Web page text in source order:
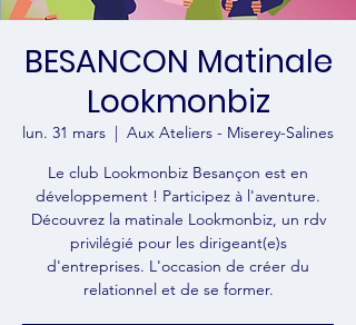
BESANCON Matinale
Lookmonbiz
lun. 31 mars
  |
Aux Ateliers - Miserey-Salines
Le club Lookmonbiz Besançon est en
développement ! Participez à l'aventure.
Découvrez la matinale Lookmonbiz, un rdv
privilégié pour les dirigeant(e)s
d'entreprises. L'occasion de créer du
relationnel et de se former.